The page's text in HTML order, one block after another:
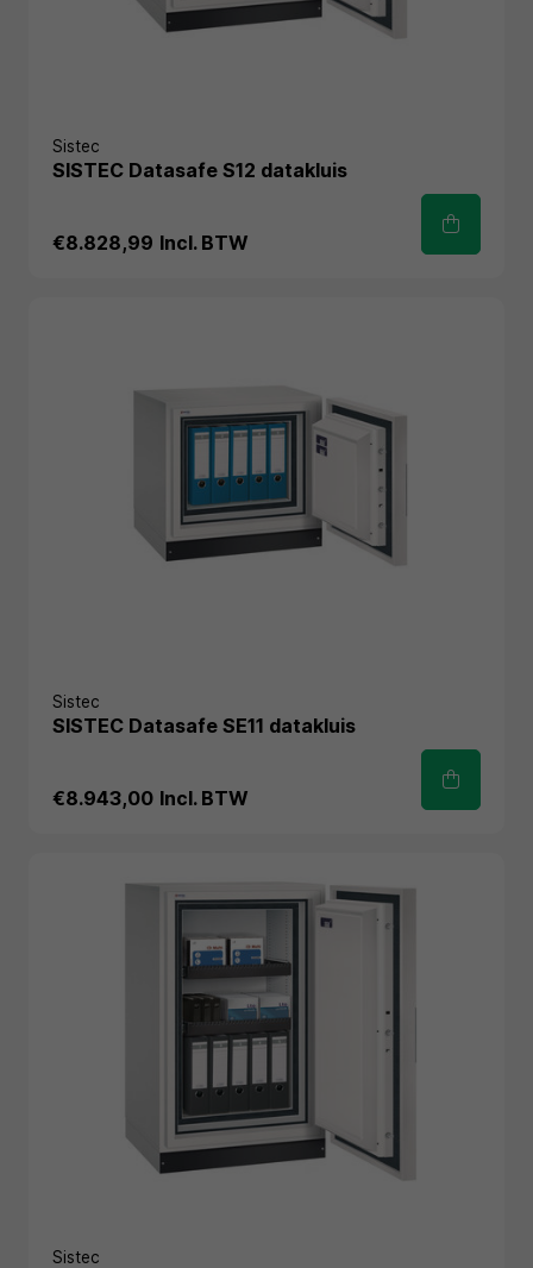
Sistec
SISTEC Datasafe S12 datakluis
€8.828,99 Incl. BTW
Sistec
SISTEC Datasafe SE11 datakluis
€8.943,00 Incl. BTW
Sistec